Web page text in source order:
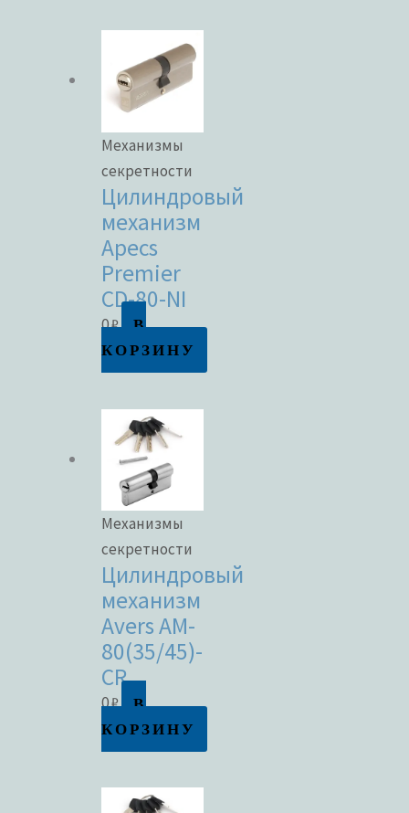
Механизмы
секретности
Цилиндровый
механизм
Apecs
Premier
CD-80-NI
0₽
В
КОРЗИНУ
Механизмы
секретности
Цилиндровый
механизм
Avers AM-
80(35/45)-
CR
0₽
В
КОРЗИНУ